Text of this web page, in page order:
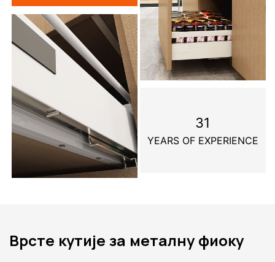
31
YEARS OF EXPERIENCE
Врсте кутије за металну фиоку